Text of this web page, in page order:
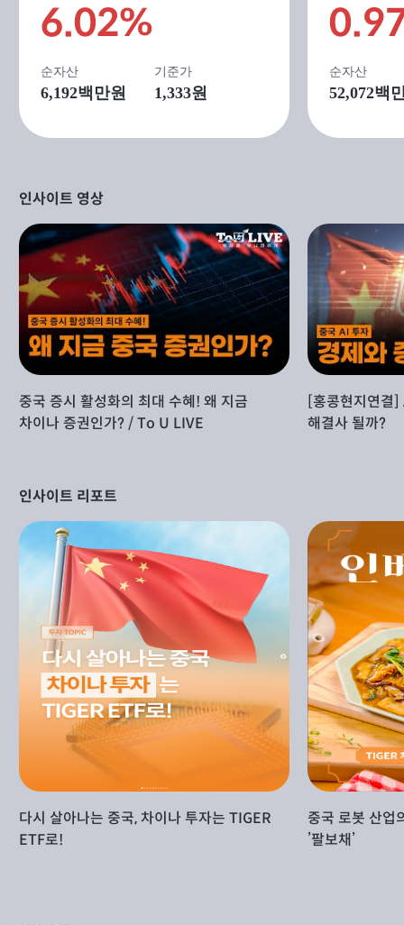
6.02%
순자산
6,192백만원
기준가
1,333원
순자산
52,072백
인사이트 영상
중국 증시 활성화의 최대 수혜! 왜 지금
차이나 증권인가? / To U LIVE
[홍콩현지연결
해결사 될까?
인사이트 리포트
다시 살아나는 중국, 차이나 투자는 TIGER
ETF로!
중국 로봇 산업
’팔보채’